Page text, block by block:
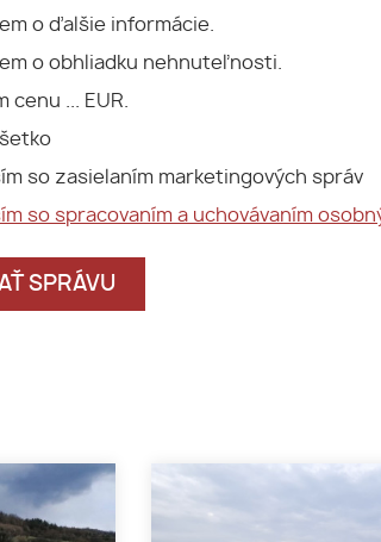
o ďalšie informácie.
o obhliadku nehnuteľnosti.
cenu ... EUR.
so zasielaním marketingových správ
so spracovaním a uchovávaním